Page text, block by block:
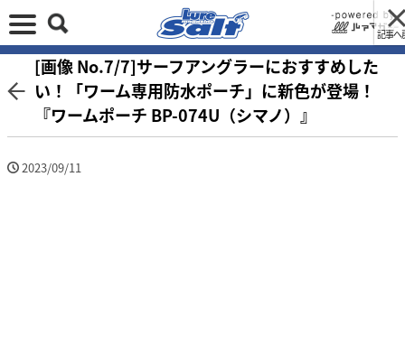
記事へ
[画像 No.7/7]サーフアングラーにおすすめした
い！「ワーム専用防水ポーチ」に新色が登場！
『ワームポーチ BP-074U（シマノ）』
2023/09/11